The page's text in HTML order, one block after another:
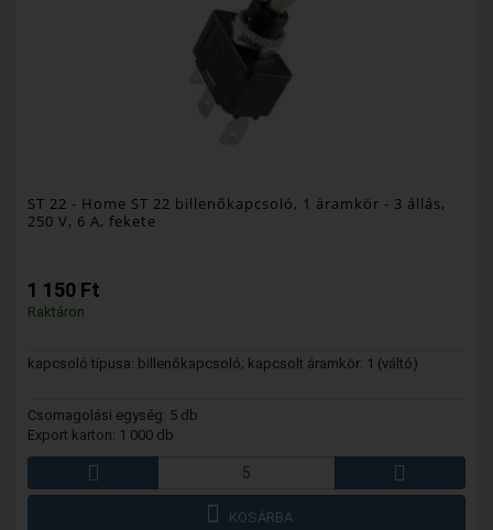
ST 22 - Home ST 22 billenőkapcsoló, 1 áramkör - 3 állás,
250 V, 6 A, fekete
1 150 Ft
Raktáron
kapcsoló típusa: billenőkapcsoló; kapcsolt áramkör: 1 (váltó)
Csomagolási egység: 5 db
Export karton: 1 000 db
KOSÁRBA